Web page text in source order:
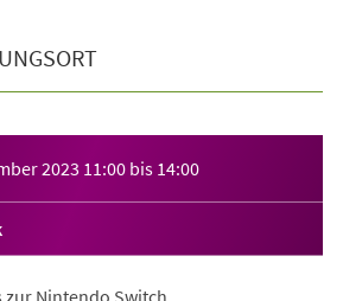
2023 11:00 bis 14:00
zur Nintendo Switch